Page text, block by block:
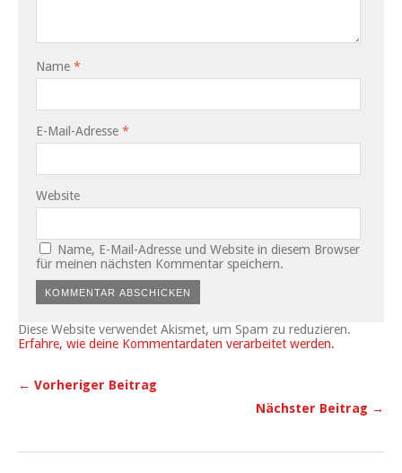
Name *
E-Mail-Adresse *
Website
Name, E-Mail-Adresse und Website in diesem Browser
für meinen nächsten Kommentar speichern.
Diese Website verwendet Akismet, um Spam zu reduzieren.
Erfahre, wie deine Kommentardaten verarbeitet werden.
← Vorheriger Beitrag
Nächster Beitrag →